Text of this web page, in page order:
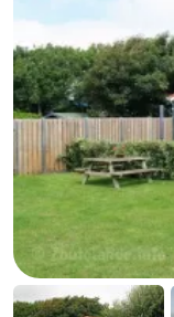
kids
Webcam
Webcam
Langstraat
Webcam
Beach
Spend
the
night
Apartments
-